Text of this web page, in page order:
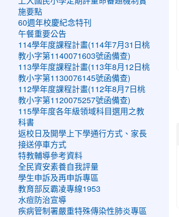
施要點
60週年校慶紀念特刊
午餐重要公告
114學年度課程計畫(114年7月31日桃
教小字第1140071603號函備查)
113學年度課程計畫(113年8月12日桃
教小字第1130076145號函備查)
112學年度課程計畫(112年8月7日桃
教小字第1120075257號函備查)
115學年度各年級領域科目選用之教
科書
返校日及開學上下學通行方式、家長
接送停車方式
特教輔導參考資料
全民資安素養自我評量
學生申訴及再申訴專區
教育部反霸凌專線1953
水痘防治宣導
疾病管制署嚴重特殊傳染性肺炎專區